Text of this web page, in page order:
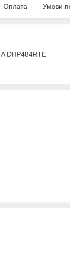
Оплата Умови
DHP484RTE